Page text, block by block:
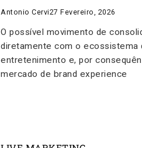
Antonio Cervi27 Fevereiro, 2026
O possível movimento de
diretamente com o ecossistema
entretenimento e, por
mercado de brand experience